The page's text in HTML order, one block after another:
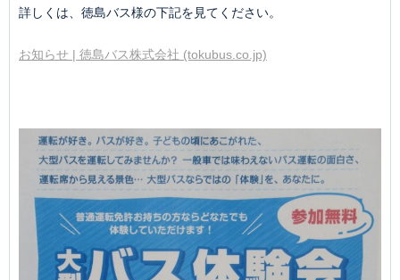
詳しくは、徳島バス様の下記を見てください。
お知らせ | 徳島バス株式会社 (tokubus.co.jp)